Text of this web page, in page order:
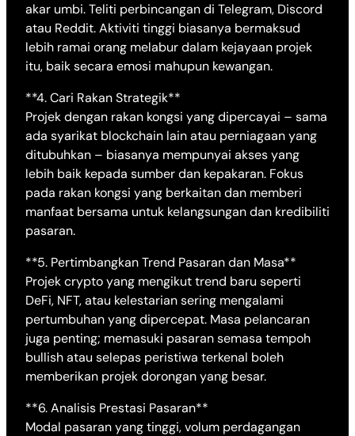
akar umbi. Teliti perbincangan di Telegram, Discord
atau Reddit. Aktiviti tinggi biasanya bermaksud
lebih ramai orang melabur dalam kejayaan projek
itu, baik secara emosi mahupun kewangan.
**4. Cari Rakan Strategik**
Projek dengan rakan kongsi yang dipercayai – sama
ada syarikat blockchain lain atau perniagaan yang
ditubuhkan – biasanya mempunyai akses yang
lebih baik kepada sumber dan kepakaran. Fokus
pada rakan kongsi yang berkaitan dan memberi
manfaat bersama untuk kelangsungan dan kredibiliti
pasaran.
**5. Pertimbangkan Trend Pasaran dan Masa**
Projek crypto yang mengikut trend baru seperti
DeFi, NFT, atau kelestarian sering mengalami
pertumbuhan yang dipercepat. Masa pelancaran
juga penting; memasuki pasaran semasa tempoh
bullish atau selepas peristiwa terkenal boleh
memberikan projek dorongan yang besar.
**6. Analisis Prestasi Pasaran**
Modal pasaran yang tinggi, volum perdagangan